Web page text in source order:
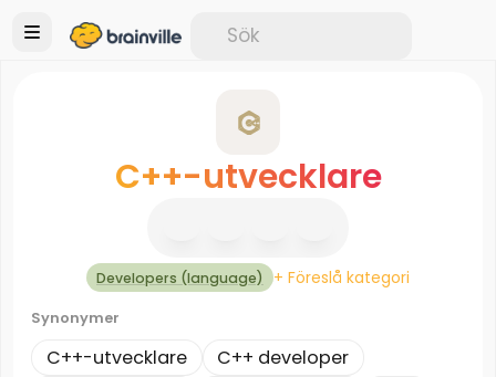
C++-utvecklare
Developers (language) + Föreslå kategori
Synonymer
C++-utvecklare
C++ developer